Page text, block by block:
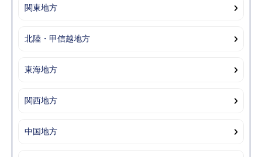
関東地方
北陸・甲信越地方
東海地方
関西地方
中国地方